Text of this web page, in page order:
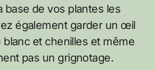
base de vos plantes les
également garder un œil
et chenilles et même
pas un grignotage.